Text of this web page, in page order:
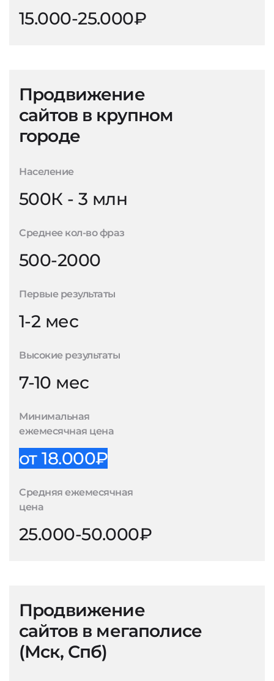
15.000-25.000₽
Продвижение
сайтов в крупном
городе
Население
500К - 3 млн
Среднее кол-во фраз
500-2000
Первые результаты
1-2 мес
Высокие результаты
7-10 мес
Минимальная
ежемесячная цена
от 18.000₽
Средняя ежемесячная
цена
25.000-50.000₽
Продвижение
сайтов в мегаполисе
(Мск, Спб)